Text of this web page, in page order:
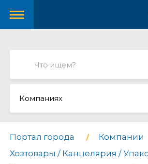
Компаниях
Портал города
Компании
Хозтовары / Канцелярия /